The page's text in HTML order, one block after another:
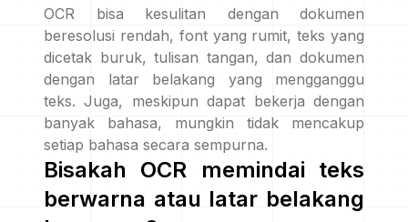
OCR bisa kesulitan dengan dokumen
beresolusi rendah, font yang rumit, teks yang
dicetak buruk, tulisan tangan, dan dokumen
dengan latar belakang yang mengganggu
teks. Juga, meskipun dapat bekerja dengan
banyak bahasa, mungkin tidak mencakup
setiap bahasa secara sempurna.
Bisakah OCR memindai teks
berwarna atau latar belakang